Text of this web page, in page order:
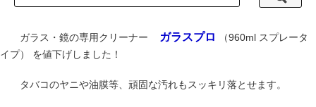
ガラス・鏡の専用クリーナー ガラスプロ
（960ml スプレータ
イプ）
を値下げしました！
タバコのヤニや油膜等、頑固な汚れもスッキリ落とせます。